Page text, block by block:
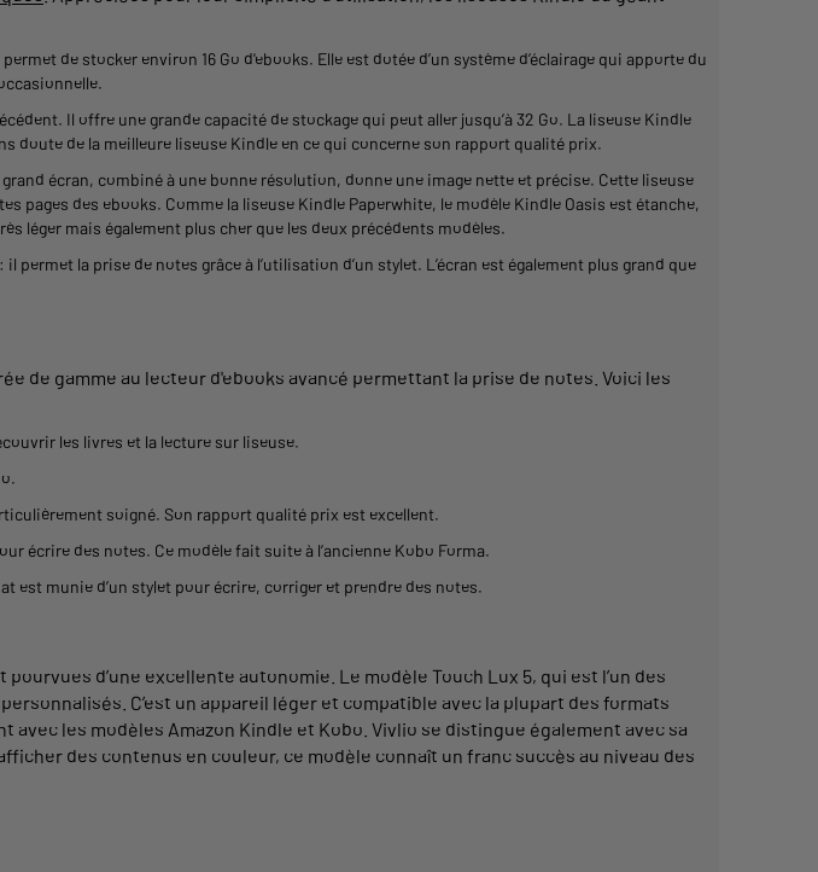
permet de stocker environ 16 Go d'ebooks. Elle est dotée d’un système d’éclairage qui apporte du
Il offre une grande capacité de stockage qui peut aller jusqu’à 32 Go. La liseuse Kindle
doute de la meilleure liseuse Kindle en ce qui concerne son rapport qualité prix.
grand écran, combiné à une bonne résolution, donne une image nette et précise. Cette liseuse
pages des ebooks. Comme la liseuse Kindle Paperwhite, le modèle Kindle Oasis est étanche,
léger mais également plus cher que les deux précédents modèles.
il permet la prise de notes grâce à l’utilisation d’un stylet. L’écran est également plus grand que
de gamme au lecteur d'ebooks avancé permettant la prise de notes. Voici les
les livres et la lecture sur liseuse.
.
soigné. Son rapport qualité prix est excellent.
écrire des notes. Ce modèle fait suite à l’ancienne Kobo Forma.
est munie d’un stylet pour écrire, corriger et prendre des notes.
pourvues d’une excellente autonomie . Le modèle Touch Lux 5, qui est l’un des
C’est un appareil léger et compatible avec la plupart des formats
avec les modèles Amazon Kindle et Kobo . Vivlio se distingue également avec sa
des contenus en couleur, ce modèle connaît un franc succès au niveau des